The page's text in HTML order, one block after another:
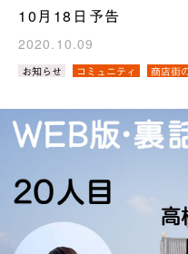
10月18日予告
2020.10.09
カ
／
タ
お知らせ コミュニティ 商店街